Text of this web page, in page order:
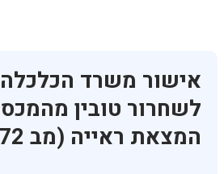
אישור משרד
לשחרור טובין
המצאת ראייה (מב 72)